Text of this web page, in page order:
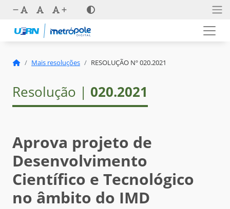
Mais resoluções RESOLUÇÃO Nº 020.2021
Resolução | 020.2021
Aprova projeto de
Desenvolvimento
Científico e Tecnológico
no âmbito do IMD